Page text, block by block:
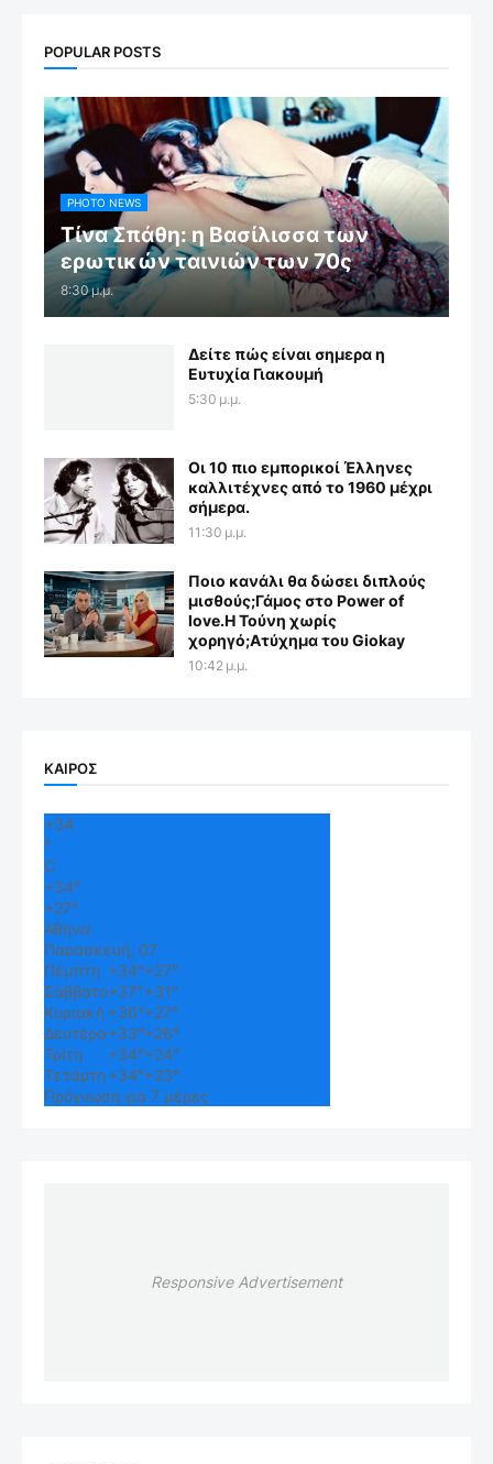
POPULAR POSTS
PHOTO NEWS
Τίνα Σπάθη: η Βασίλισσα των
ερωτικών ταινιών των 70ς
8:30 μ.μ.
Δείτε πώς είναι σημερα η
Ευτυχία Γιακουμή
5:30 μ.μ.
Οι 10 πιο εμπορικοί Έλληνες
καλλιτέχνες από το 1960 μέχρι
σήμερα.
11:30 μ.μ.
Ποιο κανάλι θα δώσει διπλούς
μισθούς;Γάμος στο Power of
love.Η Τούνη χωρίς
χορηγό;Aτύχημα του Giokay
10:42 μ.μ.
ΚΑΙΡΟΣ
+34
°
C
+34°
+27°
Αθήνα
Παρασκευή, 07
Πέμπτη +34°+27°
Σάββατο+37°+31°
Κυριακή +36°+27°
Δευτέρα+33°+26°
Τρίτη
+34°+24°
Τετάρτη +34°+23°
Πρόγνωση για 7 μέρες
Responsive Advertisement